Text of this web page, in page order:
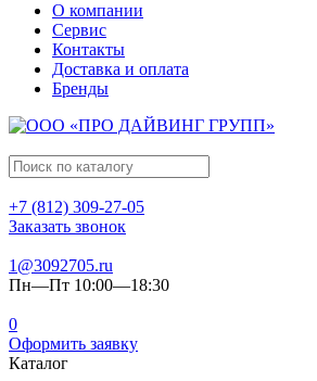
О компании
Сервис
Контакты
Доставка и оплата
Бренды
+7 (812) 309-27-05
Заказать звонок
1@3092705.ru
Пн—Пт 10:00—18:30
0
Оформить заявку
Каталог